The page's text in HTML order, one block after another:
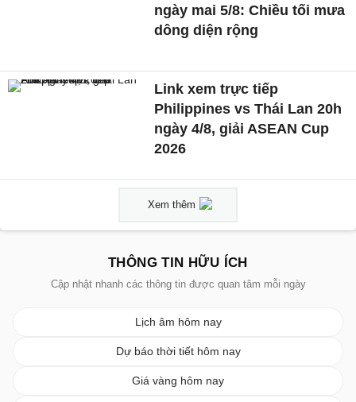
ngày mai 5/8: Chiều tối mưa
dông diện rộng
Link xem trực tiếp
Philippines vs Thái Lan 20h
ngày 4/8, giải ASEAN Cup
2026
Xem thêm
THÔNG TIN HỮU ÍCH
Cập nhật nhanh các thông tin được quan tâm mỗi ngày
Lịch âm hôm nay
Dự báo thời tiết hôm nay
Giá vàng hôm nay